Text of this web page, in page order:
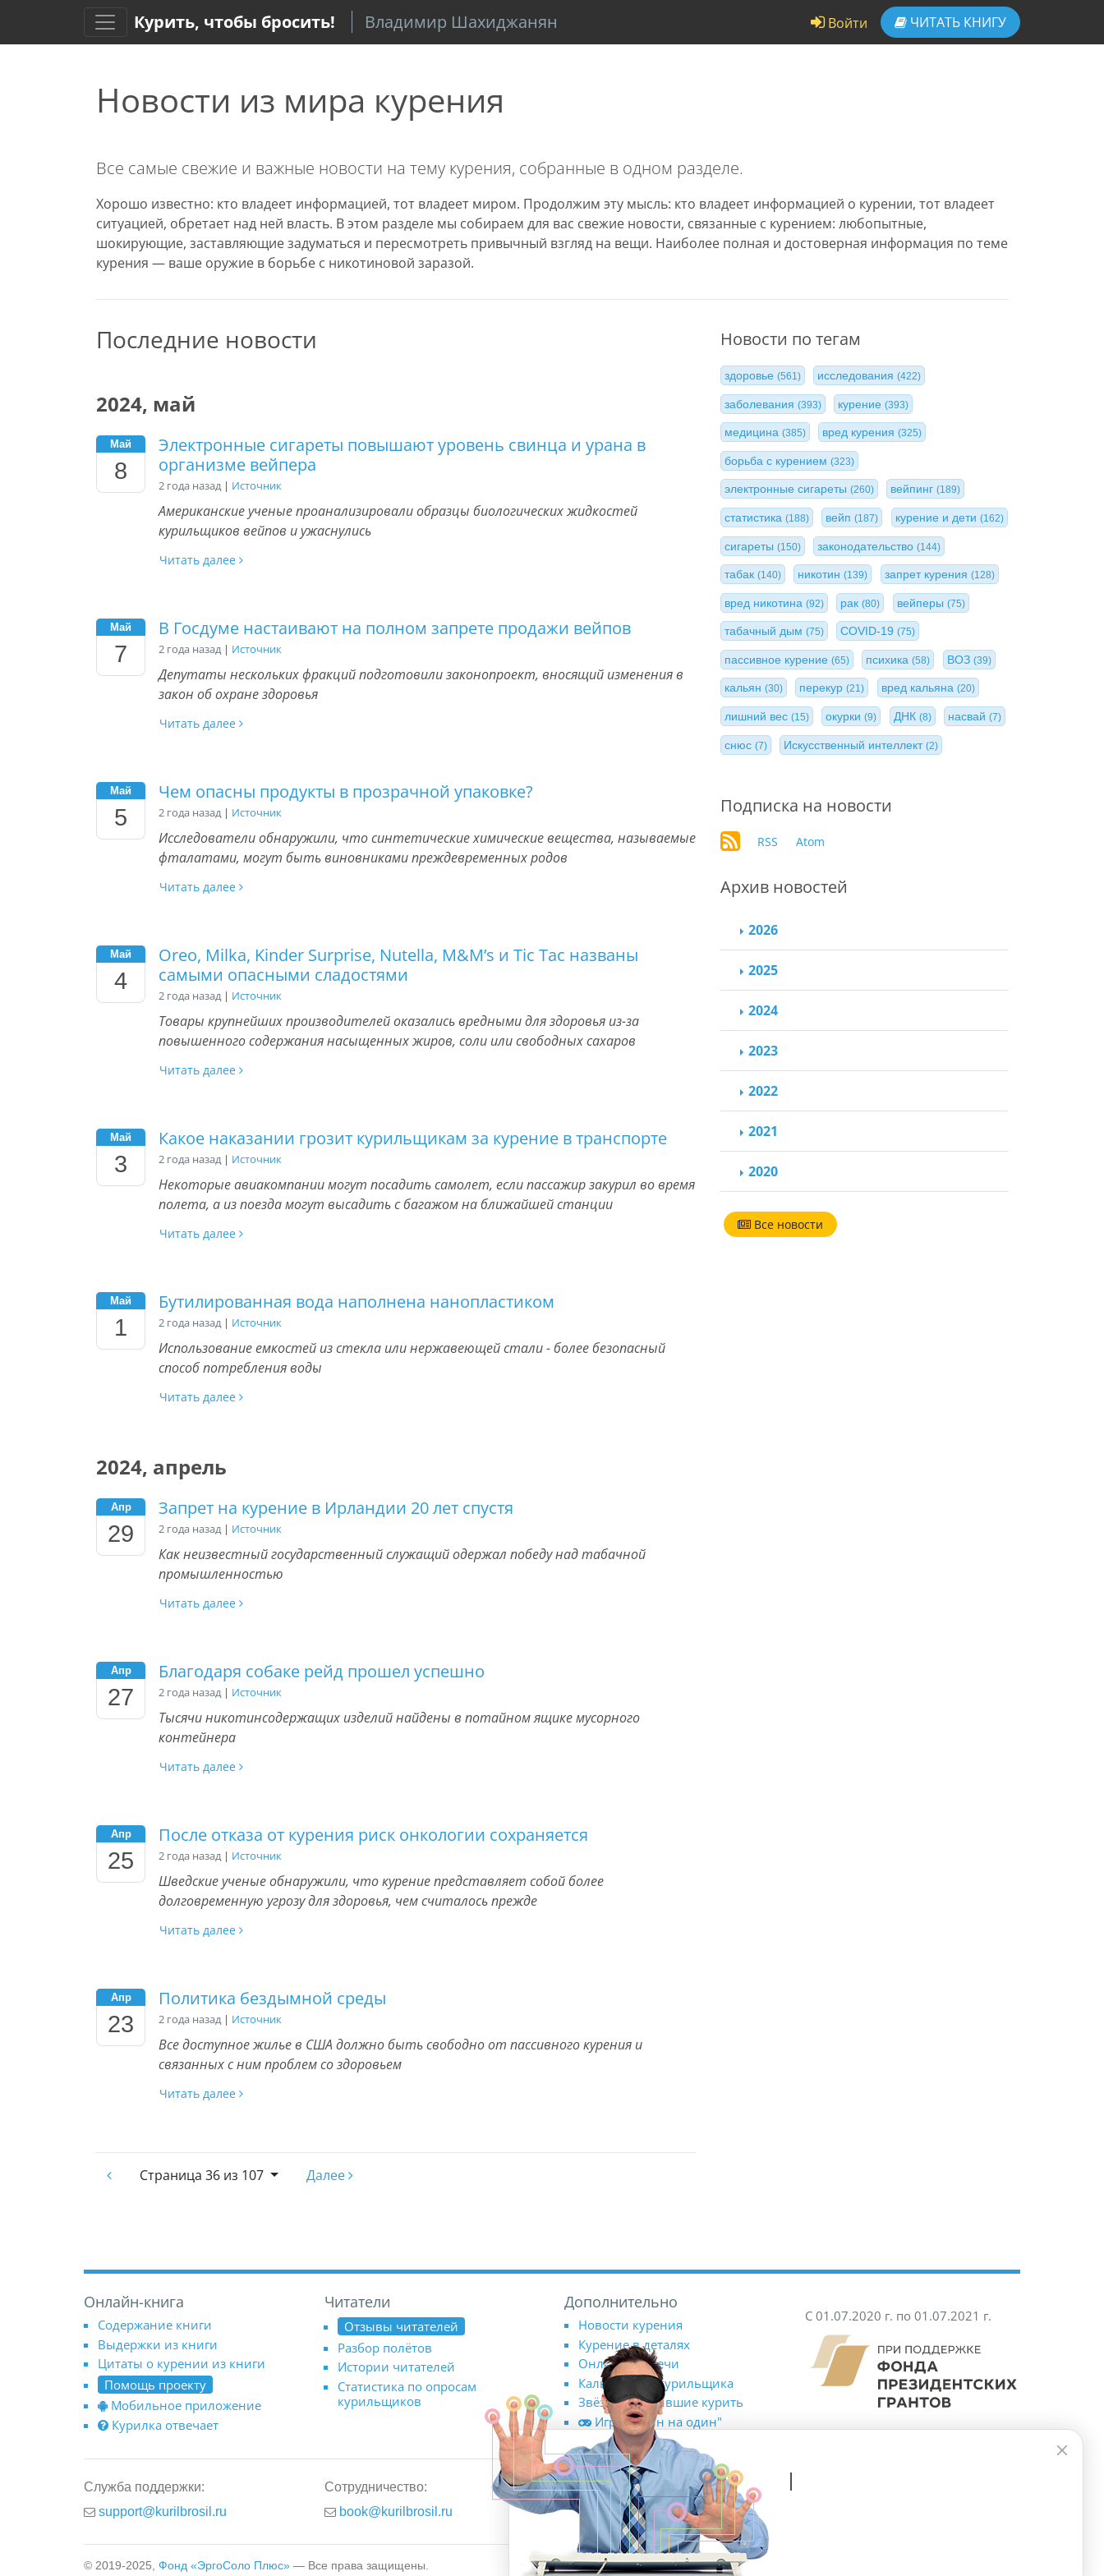
Курить, чтобы бросить! Владимир Шахиджанян Войти ЧИТАТЬ КНИГУ
Новости из мира курения
Все самые свежие и важные новости на тему курения, собранные в одном разделе.
Хорошо известно: кто владеет информацией, тот владеет миром. Продолжим эту мысль: кто владеет информацией о курении, тот владеет
ситуацией, обретает над ней власть. В этом разделе мы собираем для вас свежие новости, связанные с курением: любопытные,
шокирующие, заставляющие задуматься и пересмотреть привычный взгляд на вещи. Наиболее полная и достоверная информация по теме
курения — ваше оружие в борьбе с никотиновой заразой.
Последние новости
2024, май
Май
8
Электронные сигареты повышают уровень свинца и урана в
организме вейпера
2 года назад | Источник
Американские ученые проанализировали образцы биологических жидкостей
курильщиков вейпов и ужаснулись
Читать далее
Май
7
В Госдуме настаивают на полном запрете продажи вейпов
2 года назад | Источник
Депутаты нескольких фракций подготовили законопроект, вносящий изменения в
закон об охране здоровья
Читать далее
Май
5
Чем опасны продукты в прозрачной упаковке?
2 года назад | Источник
Исследователи обнаружили, что синтетические химические вещества, называемые
фталатами, могут быть виновниками преждевременных родов
Читать далее
Май
4
Oreo, Milka, Kinder Surprise, Nutella, M&M’s и Tic Tac названы
самыми опасными сладостями
2 года назад | Источник
Товары крупнейших производителей оказались вредными для здоровья из-за
повышенного содержания насыщенных жиров, соли или свободных сахаров
Читать далее
Май
3
Какое наказании грозит курильщикам за курение в транспорте
2 года назад | Источник
Некоторые авиакомпании могут посадить самолет, если пассажир закурил во время
полета, а из поезда могут высадить с багажом на ближайшей станции
Читать далее
Май
1
Бутилированная вода наполнена нанопластиком
2 года назад | Источник
Использование емкостей из стекла или нержавеющей стали - более безопасный
способ потребления воды
Читать далее
2024, апрель
Апр
29
Запрет на курение в Ирландии 20 лет спустя
2 года назад | Источник
Как неизвестный государственный служащий одержал победу над табачной
промышленностью
Читать далее
Апр
27
Благодаря собаке рейд прошел успешно
2 года назад | Источник
Тысячи никотинсодержащих изделий найдены в потайном ящике мусорного
контейнера
Читать далее
Апр
25
После отказа от курения риск онкологии сохраняется
2 года назад | Источник
Шведские ученые обнаружили, что курение представляет собой более
долговременную угрозу для здоровья, чем считалось прежде
Читать далее
Апр
23
Политика бездымной среды
2 года назад | Источник
Все доступное жилье в США должно быть свободно от пассивного курения и
связанных с ним проблем со здоровьем
Читать далее
Страница 36 из 107 Далее
Новости по тегам
здоровье (561) исследования(422)
заболевания (393) курение(393)
медицина (385) вред курения(325)
борьба с курением (323)
электронные сигареты (260) вейпинг(189)
статистика (188) вейп(187) курение и дети (162)
сигареты (150) законодательство(144)
табак (140) никотин(139) запрет курения (128)
вред никотина (92) рак(80) вейперы (75)
табачный дым (75) COVID-19(75)
пассивное курение (65) психика(58) ВОЗ (39)
кальян (30) перекур(21) вред кальяна (20)
лишний вес (15) окурки(9) ДНК (8) насвай(7)
снюс (7) Искусственный интеллект(2)
Подписка на новости
RSS Atom
Архив новостей
2026
2025
2024
2023
2022
2021
2020
Все новости
Онлайн-книга
Содержание книги
Выдержки из книги
Цитаты о курении из книги
Помощь проекту
Мобильное приложение
Курилка отвечает
Читатели
Отзывы читателей
Разбор полётов
Истории читателей
Статистика по опросам
курильщиков
Дополнительно
Новости курения
Курение в деталях
Онлайн-встречи
Калькулятор курильщика
Звёзды, бросившие курить
Игра "Один на один"
С 01.07.2020 г. по 01.07.2021 г.
Служба поддержки:
support@kurilbrosil.ru
Сотрудничество:
book@kurilbrosil.ru
Официальные группы в соцсетях:
ВКонтакте Youtube-канал
© 2019-2025, Фонд «ЭргоСоло Плюс» — Все права защищены.
Хотите